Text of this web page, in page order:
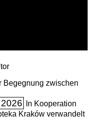
Begegnung zwischen
In Kooperation
Kraków verwandelt